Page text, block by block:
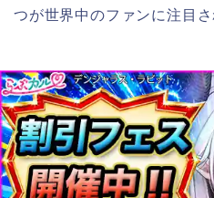
つが世界中のファンに注目さ